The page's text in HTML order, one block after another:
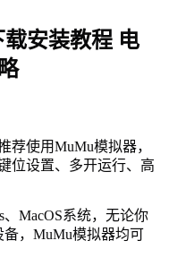
安装教程 电
荐使用MuMu模拟器，
位设置、多开运行、高
MacOS系统，无论你
备，MuMu模拟器均可